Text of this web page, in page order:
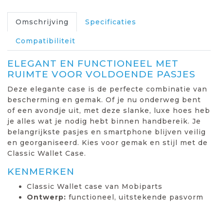
Omschrijving Specificaties
Compatibiliteit
ELEGANT EN FUNCTIONEEL MET
RUIMTE VOOR VOLDOENDE PASJES
Deze elegante case is de perfecte combinatie van
bescherming en gemak. Of je nu onderweg bent
of een avondje uit, met deze slanke, luxe hoes heb
je alles wat je nodig hebt binnen handbereik. Je
belangrijkste pasjes en smartphone blijven veilig
en georganiseerd. Kies voor gemak en stijl met de
Classic Wallet Case.
KENMERKEN
Classic Wallet case van Mobiparts
Ontwerp: functioneel, uitstekende pasvorm